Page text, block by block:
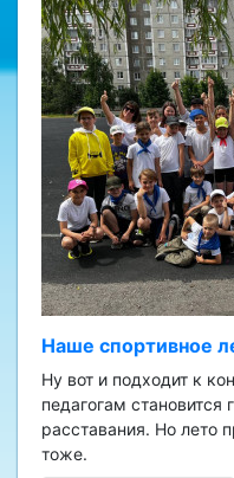
Наше спортивное
Ну вот и подходит к
педагогам становится
расставания. Но лето
тоже.